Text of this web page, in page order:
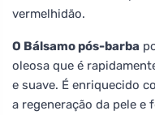
vermelhidão.
O Bálsamo pós-barba
oleosa que é
e suave. É enriquecido
a regeneração da pele e